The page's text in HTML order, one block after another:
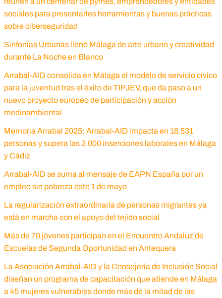
sociales para presentarles herramientas y buenas prácticas
sobre ciberseguridad
Sinfonías Urbanas llenó Málaga de arte urbano y creatividad
durante La Noche en Blanco
Arrabal-AID consolida en Málaga el modelo de servicio cívico
para la juventud tras el éxito de TIPJEV, que da paso a un
nuevo proyecto europeo de participación y acción
medioambiental
Memoria Arrabal 2025: Arrabal-AID impacta en 18.531
personas y supera las 2.000 inserciones laborales en Málaga
y Cádiz
Arrabal-AID se suma al mensaje de EAPN España por un
empleo sin pobreza este 1 de mayo
La regularización extraordinaria de personas migrantes ya
está en marcha con el apoyo del tejido social
Más de 70 jóvenes participan en el Encuentro Andaluz de
Escuelas de Segunda Oportunidad en Antequera
La Asociación Arrabal-AID y la Consejería de Inclusión Social
diseñan un programa de capacitación que atiende en Málaga
a 45 mujeres vulnerables donde más de la mitad de las